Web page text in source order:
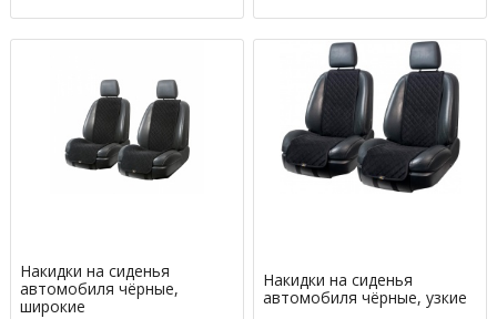
Накидки на сиденья
автомобиля чёрные,
широкие
Накидки на сиденья
автомобиля чёрные, узкие